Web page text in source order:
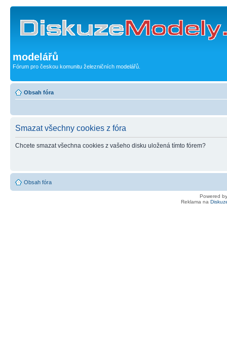
modelářů
Fórum pro českou komunitu železničních modelářů.
Obsah fóra
Smazat všechny cookies z fóra
Chcete smazat všechna cookies z vašeho disku uložená tímto fórem?
Obsah fóra
Powered
Reklama na